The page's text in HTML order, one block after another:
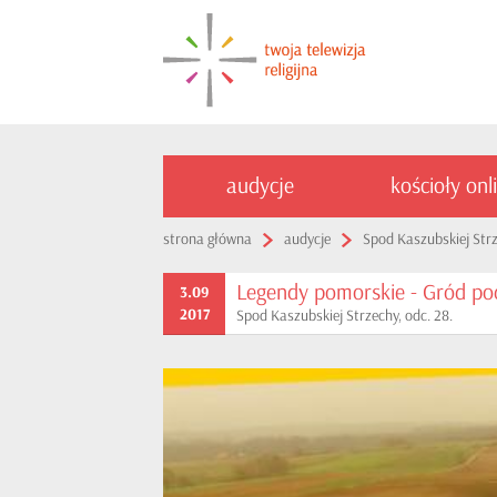
audycje kościoły
strona główna audycje Spod Kaszubskiej
3.09
2017
Legendy pomorskie - Gród
Spod Kaszubskiej Strzechy, odc. 28.